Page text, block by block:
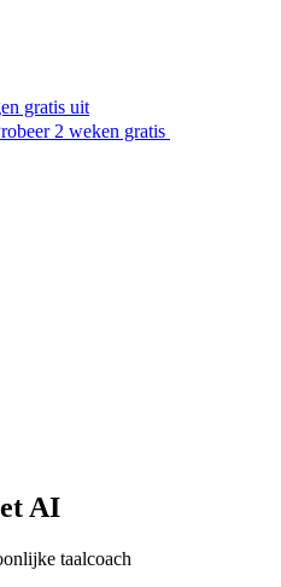
gratis uit
2 weken gratis
AI
taalcoach